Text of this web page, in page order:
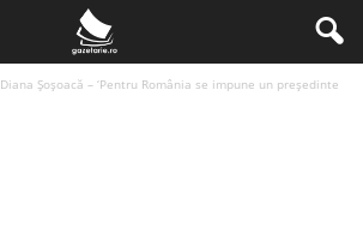
Diana Șoșoacă – ‘Pentru România se impune un președinte